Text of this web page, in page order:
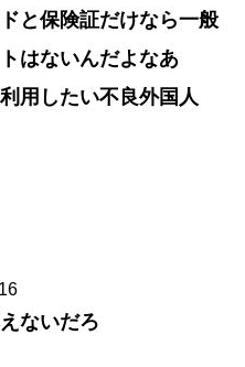
と保険証だけなら一般
はないんだよなあ
用したい不良外国人
ないだろ